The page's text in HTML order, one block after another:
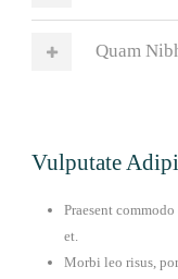
Quam
Vulputate
Praesent
et.
Morbi leo risus,